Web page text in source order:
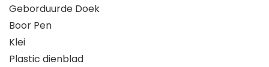
Geborduurde Doek
Boor Pen
Klei
Plastic dienblad